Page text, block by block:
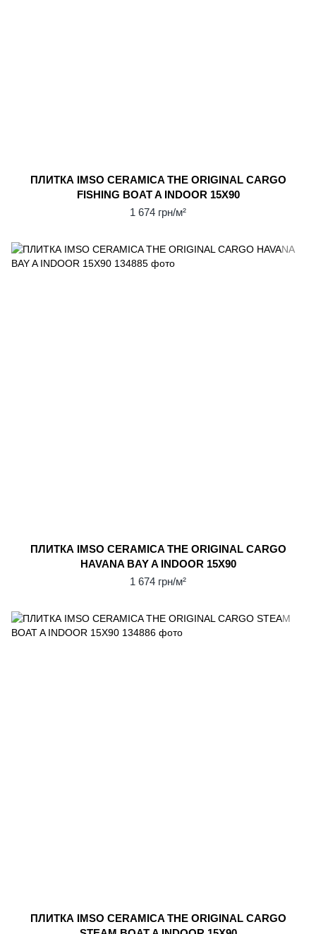
ПЛИТКА IMSO CERAMICA THE ORIGINAL CARGO
FISHING BOAT A INDOOR 15X90
1 674 грн/м²
ПЛИТКА IMSO CERAMICA THE ORIGINAL CARGO
HAVANA BAY A INDOOR 15X90
1 674 грн/м²
ПЛИТКА IMSO CERAMICA THE ORIGINAL CARGO